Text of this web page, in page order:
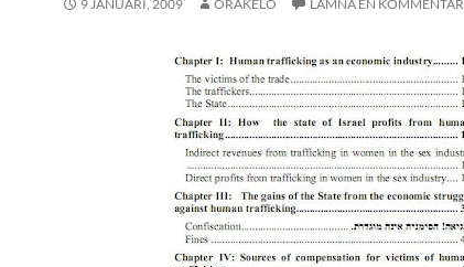
9 JANUARI, 2009 ORAKELO LÄMNA EN KOMMENTAR